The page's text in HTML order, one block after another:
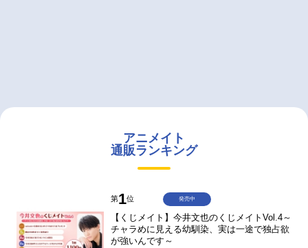
アニメイト
通販ランキング
第1位
【くじメイト】今井文也のくじメイトVol.4～
チャラめに見える幼馴染、実は一途で独占欲
が強いんです～
発売中